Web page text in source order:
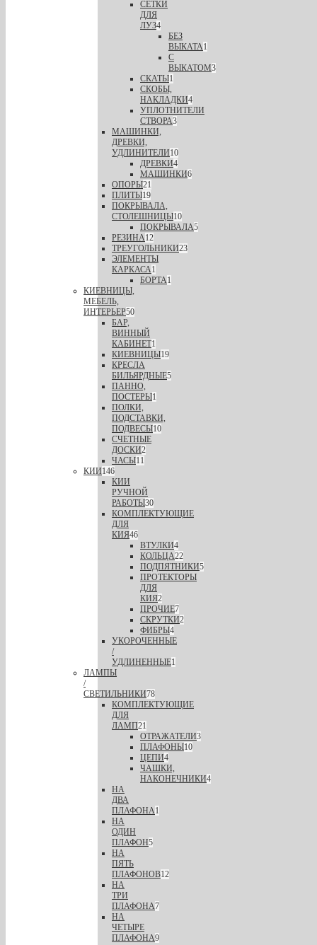
СЕТКИ
ДЛЯ
ЛУЗ4
БЕЗ
ВЫКАТА1
С
ВЫКАТОМ3
СКАТЫ1
СКОБЫ,
НАКЛАДКИ4
УПЛОТНИТЕЛИ
СТВОРА3
МАШИНКИ,
ДРЕВКИ,
УДЛИНИТЕЛИ10
ДРЕВКИ4
МАШИНКИ6
ОПОРЫ21
ПЛИТЫ19
ПОКРЫВАЛА,
СТОЛЕШНИЦЫ10
ПОКРЫВАЛА5
РЕЗИНА12
ТРЕУГОЛЬНИКИ23
ЭЛЕМЕНТЫ
КАРКАСА1
БОРТА1
КИЕВНИЦЫ,
МЕБЕЛЬ,
ИНТЕРЬЕР50
БАР,
ВИННЫЙ
КАБИНЕТ1
КИЕВНИЦЫ19
КРЕСЛА
БИЛЬЯРДНЫЕ5
ПАННО,
ПОСТЕРЫ1
ПОЛКИ,
ПОДСТАВКИ,
ПОДВЕСЫ10
СЧЕТНЫЕ
ДОСКИ2
ЧАСЫ11
КИИ146
КИИ
РУЧНОЙ
РАБОТЫ30
КОМПЛЕКТУЮЩИЕ
ДЛЯ
КИЯ46
ВТУЛКИ4
КОЛЬЦА22
ПОДПЯТНИКИ5
ПРОТЕКТОРЫ
ДЛЯ
КИЯ2
ПРОЧИЕ7
СКРУТКИ2
ФИБРЫ4
УКОРОЧЕННЫЕ
/
УДЛИНЕННЫЕ1
ЛАМПЫ
/
СВЕТИЛЬНИКИ78
КОМПЛЕКТУЮЩИЕ
ДЛЯ
ЛАМП21
ОТРАЖАТЕЛИ3
ПЛАФОНЫ10
ЦЕПИ4
ЧАШКИ,
НАКОНЕЧНИКИ4
НА
ДВА
ПЛАФОНА1
НА
ОДИН
ПЛАФОН5
НА
ПЯТЬ
ПЛАФОНОВ12
НА
ТРИ
ПЛАФОНА7
НА
ЧЕТЫРЕ
ПЛАФОНА9